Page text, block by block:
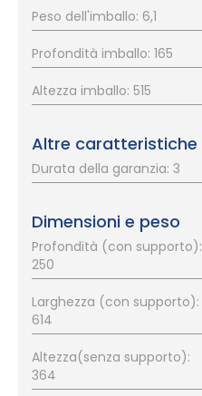
Peso dell'imballo: 6,1
Profondità imballo: 165
Altezza imballo: 515
Altre caratteristiche
Durata della garanzia: 3
Dimensioni e peso
Profondità (con supporto):
250
Larghezza (con supporto):
614
Altezza(senza supporto):
364